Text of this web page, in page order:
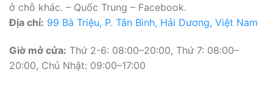
ở chỗ khác. – Quốc Trung – Facebook.
Địa chỉ: 99 Bà Triệu, P. Tân Bình, Hải Dương, Việt Nam
Giờ mở cửa: Thứ 2-6: 08:00–20:00, Thứ 7: 08:00–
20:00, Chủ Nhật: 09:00–17:00